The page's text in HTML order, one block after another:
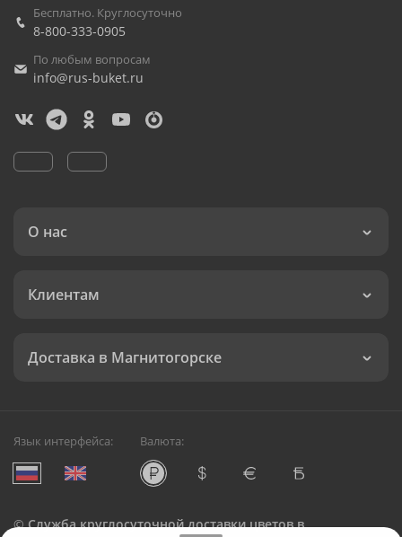
Бесплатно. Круглосуточно
8-800-333-0905
По любым вопросам
info@rus-buket.ru
О нас
Клиентам
Доставка в Магнитогорске
Язык интерфейса: Валюта:
©Служба круглосуточной доставки цветов в